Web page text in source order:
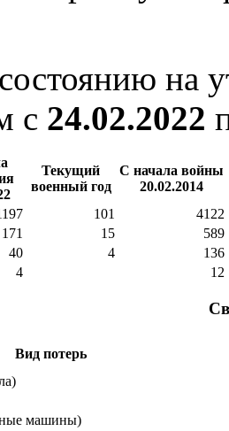
на
с 24.02.2022
Текущий
военный год
С начала войны
20.02.2014
101
4122
171 15
589
40 4
136
4 12
Вид потерь
машины)